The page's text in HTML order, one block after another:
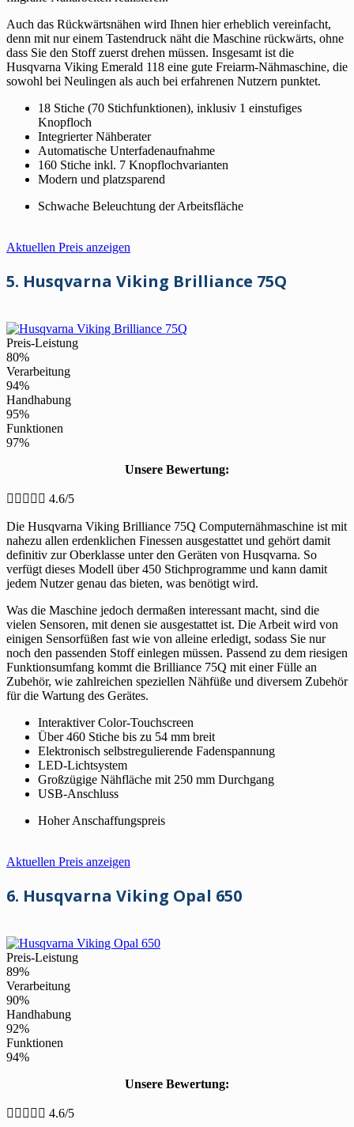
Auch das Rückwärtsnähen wird Ihnen hier erheblich vereinfacht,
denn mit nur einem Tastendruck näht die Maschine rückwärts, ohne
dass Sie den Stoff zuerst drehen müssen. Insgesamt ist die
Husqvarna Viking Emerald 118 eine gute Freiarm-Nähmaschine, die
sowohl bei Neulingen als auch bei erfahrenen Nutzern punktet.
18 Stiche (70 Stichfunktionen), inklusiv 1 einstufiges
Knopfloch
Integrierter Nähberater
Automatische Unterfadenaufnahme
160 Stiche inkl. 7 Knopflochvarianten
Modern und platzsparend
Schwache Beleuchtung der Arbeitsfläche
Aktuellen Preis anzeigen
5. Husqvarna Viking Brilliance 75Q
Preis-Leistung
80%
Verarbeitung
94%
Handhabung
95%
Funktionen
97%
Unsere Bewertung:
     4.6/5
Die Husqvarna Viking Brilliance 75Q Computernähmaschine ist mit
nahezu allen erdenklichen Finessen ausgestattet und gehört damit
definitiv zur Oberklasse unter den Geräten von Husqvarna. So
verfügt dieses Modell über 450 Stichprogramme und kann damit
jedem Nutzer genau das bieten, was benötigt wird.
Was die Maschine jedoch dermaßen interessant macht, sind die
vielen Sensoren, mit denen sie ausgestattet ist. Die Arbeit wird von
einigen Sensorfüßen fast wie von alleine erledigt, sodass Sie nur
noch den passenden Stoff einlegen müssen. Passend zu dem riesigen
Funktionsumfang kommt die Brilliance 75Q mit einer Fülle an
Zubehör, wie zahlreichen speziellen Nähfüße und diversem Zubehör
für die Wartung des Gerätes.
Interaktiver Color-Touchscreen
Über 460 Stiche bis zu 54 mm breit
Elektronisch selbstregulierende Fadenspannung
LED-Lichtsystem
Großzügige Nähfläche mit 250 mm Durchgang
USB-Anschluss
Hoher Anschaffungspreis
Aktuellen Preis anzeigen
6. Husqvarna Viking Opal 650
Preis-Leistung
89%
Verarbeitung
90%
Handhabung
92%
Funktionen
94%
Unsere Bewertung:
     4.6/5